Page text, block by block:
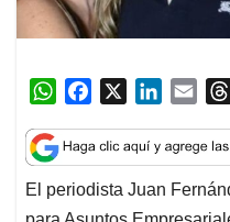
W
a
t
s
c
e
b
n
k
e
a
i
l
El periodista Juan